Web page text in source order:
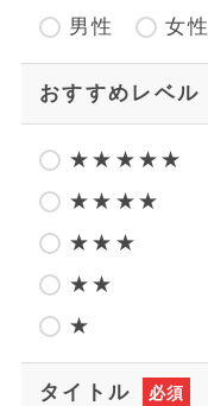
男性 女性
おすすめレベル
★★★★★
★★★★
★★★
★★
★
タイトル 必須